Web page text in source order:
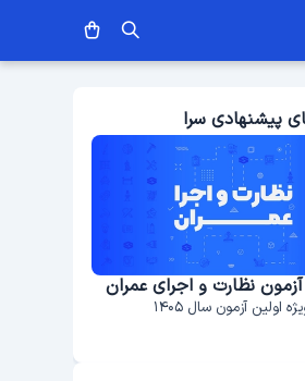
پیشنهادی سرا
آزمون طراحی معماری
اولین آزمون سال ۱۴۰۵